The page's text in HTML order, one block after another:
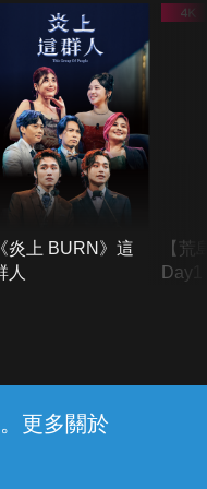
更多關於
《炎上 BURN》這
人
【荒